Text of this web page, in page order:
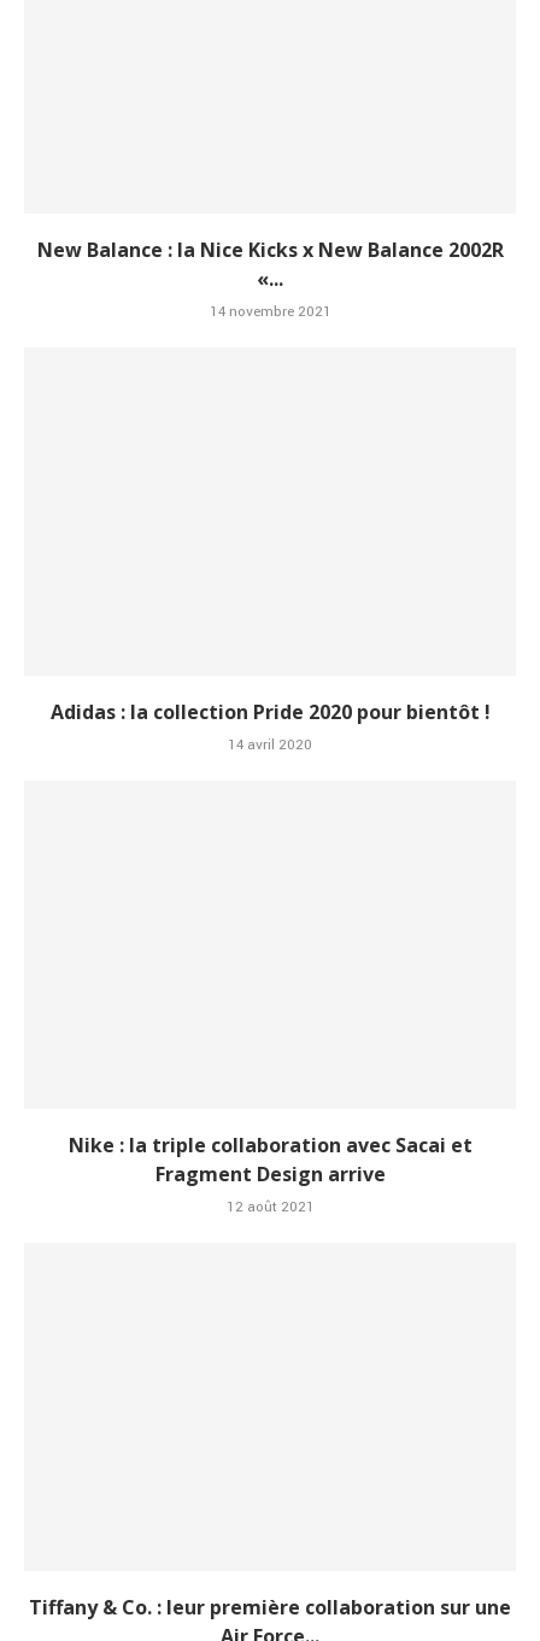
New Balance : la Nice Kicks x New Balance 2002R
«...
14 novembre 2021
Adidas : la collection Pride 2020 pour bientôt !
14 avril 2020
Nike : la triple collaboration avec Sacai et
Fragment Design arrive
12 août 2021
Tiffany & Co. : leur première collaboration sur une